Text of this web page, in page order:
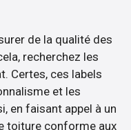
de la qualité des
recherchez les
Certes, ces labels
et les
en faisant appel à un
toiture conforme aux